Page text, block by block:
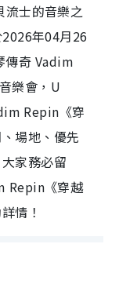
士的音樂之
年04月26
傳奇 Vadim
樂會，U
Repin《穿
場地、優先
家務必留
Repin《穿越
情！